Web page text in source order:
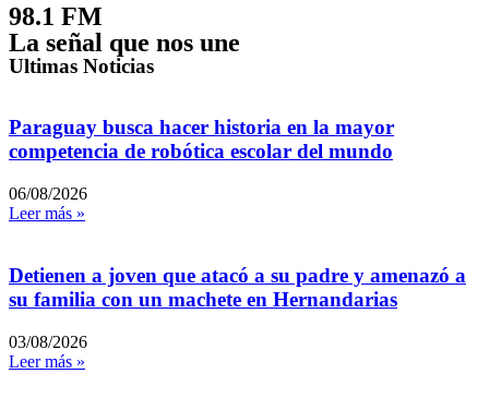
98.1 FM
La señal que nos une
Ultimas Noticias
Paraguay busca hacer historia en la mayor
competencia de robótica escolar del mundo
06/08/2026
Leer más »
Detienen a joven que atacó a su padre y amenazó a
su familia con un machete en Hernandarias
03/08/2026
Leer más »